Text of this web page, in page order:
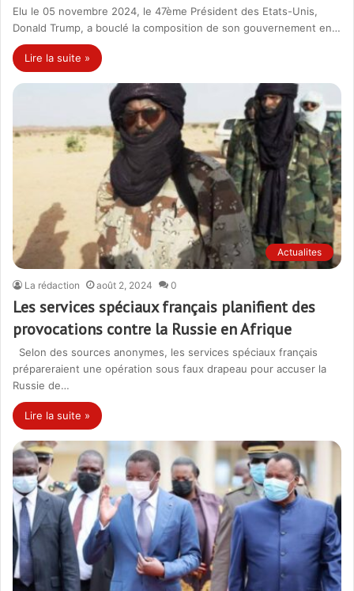
Elu le 05 novembre 2024, le 47ème Président des Etats-Unis,
Donald Trump, a bouclé la composition de son gouvernement en…
Lire la suite »
Actualites
La rédaction août 2, 2024 0
Les services spéciaux français planifient des
provocations contre la Russie en Afrique
Selon des sources anonymes, les services spéciaux français
prépareraient une opération sous faux drapeau pour accuser la
Russie de…
Lire la suite »